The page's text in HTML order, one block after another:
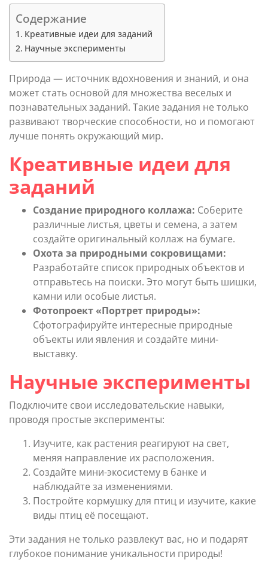
Содержание
Креативные идеи для заданий
Научные эксперименты
Природа — источник вдохновения и знаний, и она
может стать основой для множества веселых и
познавательных заданий. Такие задания не только
развивают творческие способности, но и помогают
лучше понять окружающий мир.
Креативные идеи для
заданий
Создание природного коллажа: Соберите
различные листья, цветы и семена, а затем
создайте оригинальный коллаж на бумаге.
Охота за природными сокровищами:
Разработайте список природных объектов и
отправьтесь на поиски. Это могут быть шишки,
камни или особые листья.
Фотопроект «Портрет природы»:
Сфотографируйте интересные природные
объекты или явления и создайте мини-
выставку.
Научные эксперименты
Подключите свои исследовательские навыки,
проводя простые эксперименты:
Изучите, как растения реагируют на свет,
меняя направление их расположения.
Создайте мини-экосистему в банке и
наблюдайте за изменениями.
Постройте кормушку для птиц и изучите, какие
виды птиц её посещают.
Эти задания не только развлекут вас, но и подарят
глубокое понимание уникальности природы!